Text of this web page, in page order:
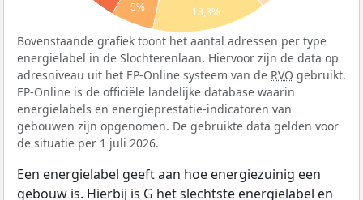
5% 13,3%
Bovenstaande grafiek toont het aantal adressen per type
energielabel in de Slochterenlaan. Hiervoor zijn de data op
adresniveau uit het EP-Online systeem van de RVO gebruikt.
EP-Online is de officiële landelijke database waarin
energielabels en energieprestatie-indicatoren van
gebouwen zijn opgenomen. De gebruikte data gelden voor
de situatie per 1 juli 2026.
Een energielabel geeft aan hoe energiezuinig een
gebouw is. Hierbij is G het slechtste energielabel en